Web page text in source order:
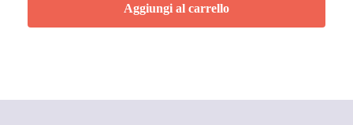
Aggiungi al carrello